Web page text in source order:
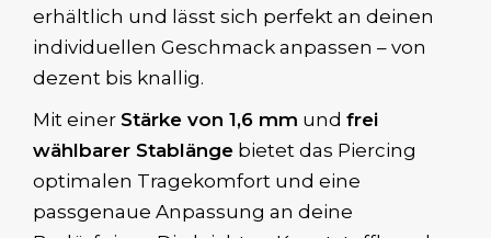
erhältlich und lässt sich perfekt an deinen
individuellen Geschmack anpassen – von
dezent bis knallig.
Mit einer Stärke von 1,6 mm und frei
wählbarer Stablänge bietet das Piercing
optimalen Tragekomfort und eine
passgenaue Anpassung an deine